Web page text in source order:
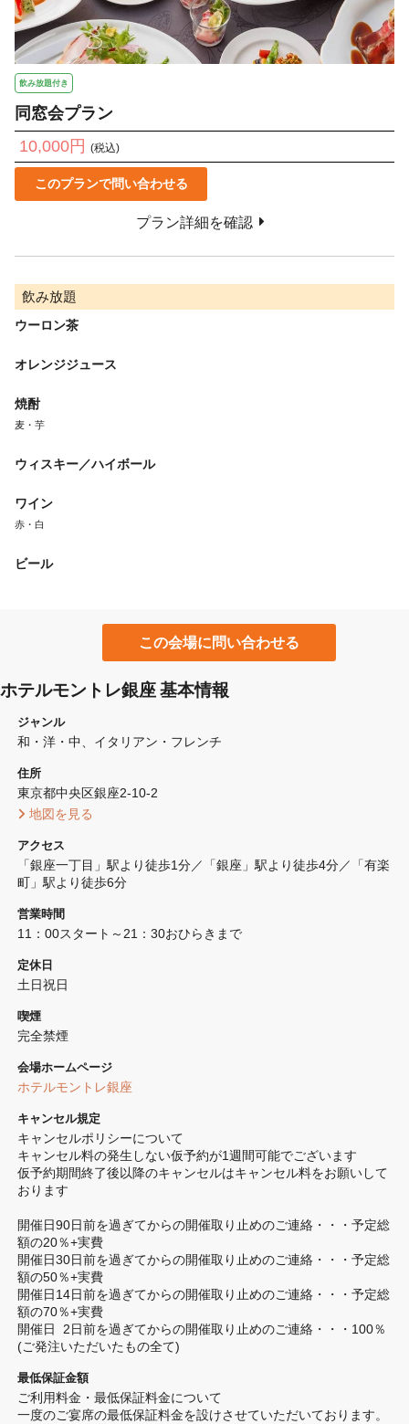
飲み放題付き
同窓会プラン
10,000円 (税込)
このプランで問い合わせる
プラン詳細を確認
飲み放題
ウーロン茶
オレンジジュース
焼酎
麦・芋
ウィスキー／ハイボール
ワイン
赤・白
ビール
この会場に問い合わせる
ホテルモントレ銀座 基本情報
ジャンル
和・洋・中 イタリアン・フレンチ
住所
東京都中央区銀座2-10-2
地図を見る
アクセス
「銀座一丁目」駅より徒歩1分／「銀座」駅より徒歩4分／「有楽
町」駅より徒歩6分
営業時間
11：00スタート～21：30おひらきまで
定休日
土日祝日
喫煙
完全禁煙
会場ホームページ
ホテルモントレ銀座
キャンセル規定
キャンセルポリシーについて
キャンセル料の発生しない仮予約が1週間可能でございます
仮予約期間終了後以降のキャンセルはキャンセル料をお願いして
おります
開催日90日前を過ぎてからの開催取り止めのご連絡・・・予定総
額の20％+実費
開催日30日前を過ぎてからの開催取り止めのご連絡・・・予定総
額の50％+実費
開催日14日前を過ぎてからの開催取り止めのご連絡・・・予定総
額の70％+実費
開催日  2日前を過ぎてからの開催取り止めのご連絡・・・100％
(ご発注いただいたもの全て)
最低保証金額
ご利用料金・最低保証料金について
一度のご宴席の最低保証料金を設けさせていただいております。